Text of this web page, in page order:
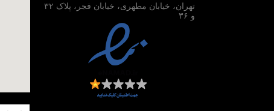
تهران، خیابان مطهری، خیابان فجر، پلاک ۳۲
و ۳۶